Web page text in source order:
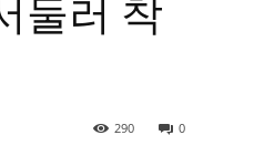
둘러 착
0
290